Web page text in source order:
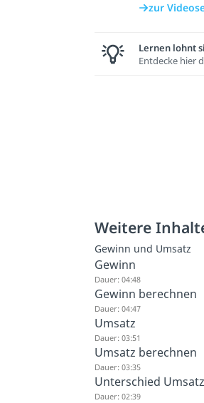
zur
Lernen lohnt
Entdecke hier
Weitere
Gewinn und Umsatz
Gewinn
Dauer: 04:48
Gewinn berechnen
Dauer: 04:47
Umsatz
Dauer: 03:51
Umsatz berechnen
Dauer: 03:35
Unterschied
Dauer: 02:39